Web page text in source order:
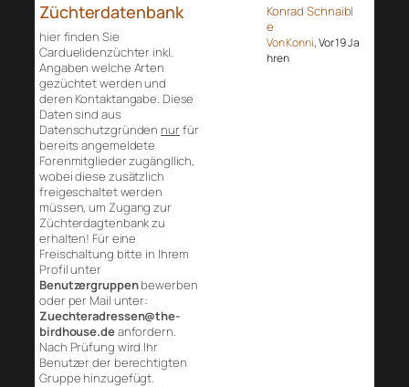
Züchterdatenbank
hier finden Sie
Carduelidenzüchter inkl.
Angaben welche Arten
gezüchtet werden und
deren Kontaktangabe. Diese
Daten sind aus
Datenschutzgründen nurfür
bereits angemeldete
Forenmitglieder zugängllich,
wobei diese zusätzlich
freigeschaltet werden
müssen, um Zugang zur
Züchterdagtenbank zu
erhalten! Für eine
Freischaltung bitte in Ihrem
Profil unter
Benutzergruppenbewerben
oder per Mail unter:
Zuechteradressen@the-
birdhouse.deanfordern.
Nach Prüfung wird Ihr
Benutzer der berechtigten
Gruppe hinzugefügt.
Konrad Schnaibl
e
Von Konni, Vor 19 Ja
hren